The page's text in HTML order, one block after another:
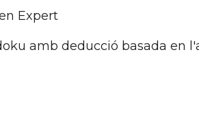
Expert
amb deducció basada en